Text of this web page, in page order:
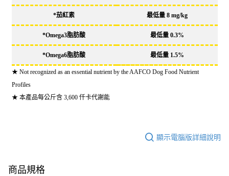
*茄紅素 最低量 8 mg/kg
*Omega3脂肪酸 最低量 0.3%
*Omega6脂肪酸 最低量 1.5%
★ Not recognized as an essential nutrient by the AAFCO Dog Food Nutrient
Profiles
★ 本產品每公斤含 3,600 仟卡代謝能
顯示電腦版詳細說明
商品規格